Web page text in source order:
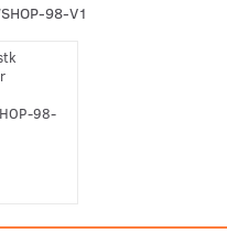
98-V1
98-